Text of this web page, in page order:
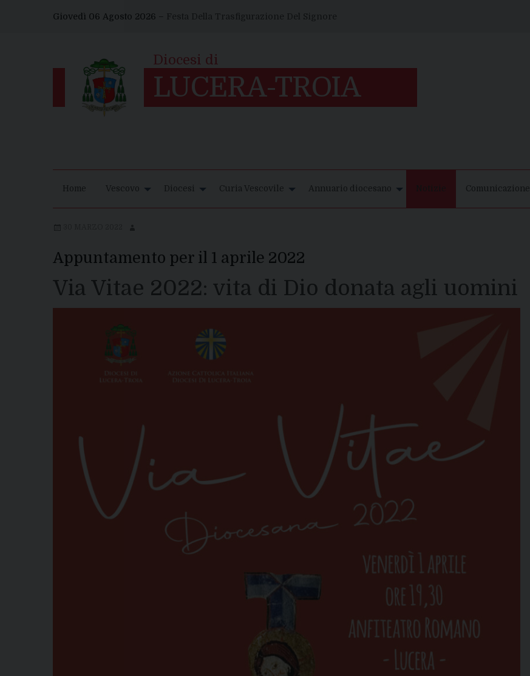
Giovedì 06 Agosto 2026 – Festa Della Trasfigurazione Del Signore
Home Vescovo Diocesi Curia Vescovile Annuario diocesano Notizie Comunicazione
Appuntamento per il 1 aprile 2022
Via Vitae 2022: vita di Dio donata agli uomini